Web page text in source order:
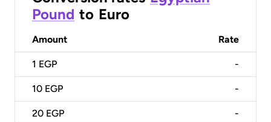
Pound to Euro
Amount Rate
1 EGP -
10 EGP -
20 EGP -